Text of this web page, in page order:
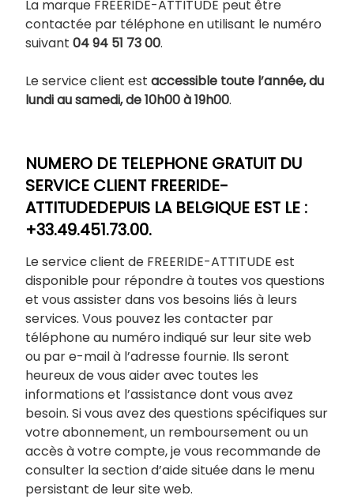
La marque FREERIDE-ATTITUDE peut être
contactée par téléphone en utilisant le numéro
suivant 04 94 51 73 00.
Le service client est accessible toute l’année, du
lundi au samedi, de 10h00 à 19h00.
NUMERO DE TELEPHONE GRATUIT DU
SERVICE CLIENT FREERIDE-
ATTITUDEDEPUIS LA BELGIQUE EST LE :
+33.49.451.73.00.
Le service client de FREERIDE-ATTITUDE est
disponible pour répondre à toutes vos questions
et vous assister dans vos besoins liés à leurs
services. Vous pouvez les contacter par
téléphone au numéro indiqué sur leur site web
ou par e-mail à l’adresse fournie. Ils seront
heureux de vous aider avec toutes les
informations et l’assistance dont vous avez
besoin. Si vous avez des questions spécifiques sur
votre abonnement, un remboursement ou un
accès à votre compte, je vous recommande de
consulter la section d’aide située dans le menu
persistant de leur site web.